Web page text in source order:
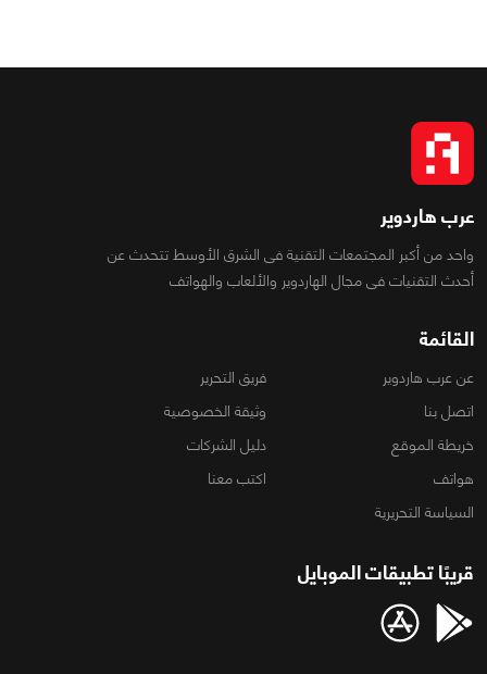
عرب هاردوير
واحد من أكبر المجتمعات التقنية فى الشرق الأوسط تتحدث عن
أحدث التقنيات فى مجال الهاردوير والألعاب والهواتف
القائمة
عن عرب هاردوير
فريق التحرير
اتصل بنا
وثيقة الخصوصية
خريطة الموقع
دليل الشركات
هواتف
اكتب معنا
السياسة التحريرية
قريبًا تطبيقات الموبايل